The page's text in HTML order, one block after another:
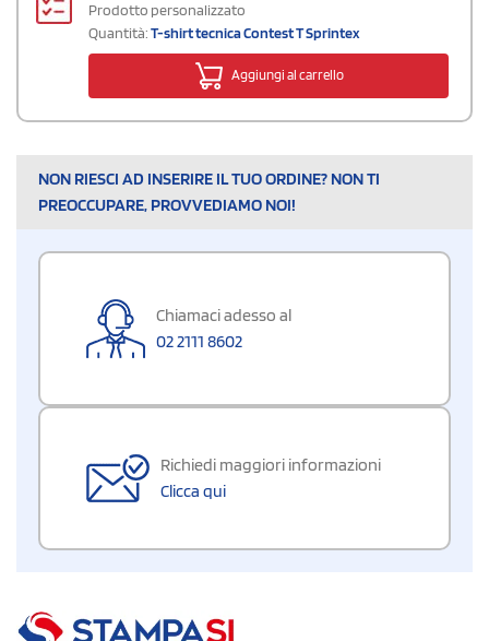
Prodotto personalizzato
Quantità:T-shirt tecnica Contest T Sprintex
Aggiungi al carrello
NON RIESCI AD INSERIRE IL TUO ORDINE? NON TI
PREOCCUPARE, PROVVEDIAMO NOI!
Chiamaci adesso al
02 2111 8602
Richiedi maggiori informazioni
Clicca qui